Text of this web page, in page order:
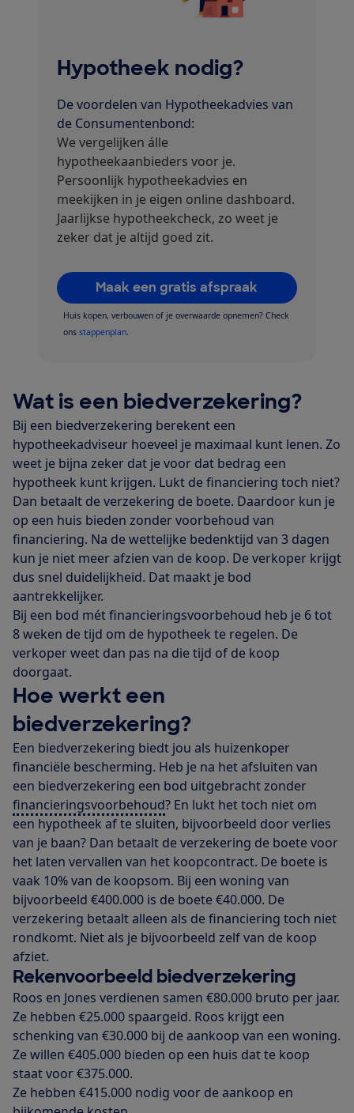
Hypotheek nodig?
De voordelen van Hypotheekadvies van
de Consumentenbond:
We vergelijken álle
hypotheekaanbieders voor je.
Persoonlijk hypotheekadvies en
meekijken in je eigen online dashboard.
Jaarlijkse hypotheekcheck, zo weet je
zeker dat je altijd goed zit.
Maak een gratis afspraak
Huis kopen, verbouwen of je overwaarde opnemen? Check
ons stappenplan
Wat is een biedverzekering?
Bij een biedverzekering berekent een
hypotheekadviseur hoeveel je maximaal kunt lenen. Zo
weet je bijna zeker dat je voor dat bedrag een
hypotheek kunt krijgen. Lukt de financiering toch niet?
Dan betaalt de verzekering de boete. Daardoor kun je
op een huis bieden zonder voorbehoud van
financiering. Na de wettelijke bedenktijd van 3 dagen
kun je niet meer afzien van de koop. De verkoper krijgt
dus snel duidelijkheid. Dat maakt je bod
aantrekkelijker.
Bij een bod mét financieringsvoorbehoud heb je 6 tot
8 weken de tijd om de hypotheek te regelen. De
verkoper weet dan pas na die tijd of de koop
doorgaat.
Hoe werkt een
biedverzekering?
Een biedverzekering biedt jou als huizenkoper
financiële bescherming. Heb je na het afsluiten van
een biedverzekering een bod uitgebracht zonder
financieringsvoorbehoud? En lukt het toch niet om
een hypotheek af te sluiten, bijvoorbeeld door verlies
van je baan? Dan betaalt de verzekering de boete voor
het laten vervallen van het koopcontract. De boete is
vaak 10% van de koopsom. Bij een woning van
bijvoorbeeld €400.000 is de boete €40.000. De
verzekering betaalt alleen als de financiering toch niet
rondkomt. Niet als je bijvoorbeeld zelf van de koop
afziet.
Rekenvoorbeeld biedverzekering
Roos en Jones verdienen samen €80.000 bruto per jaar.
Ze hebben €25.000 spaargeld. Roos krijgt een
schenking van €30.000 bij de aankoop van een woning.
Ze willen €405.000 bieden op een huis dat te koop
staat voor €375.000.
Ze hebben €415.000 nodig voor de aankoop en